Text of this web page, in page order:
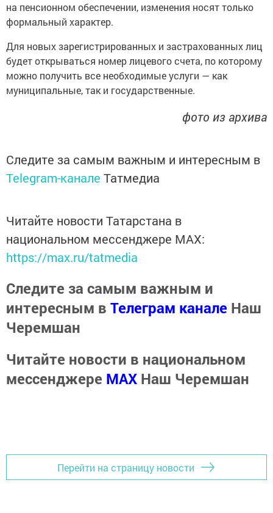
на пенсионном обеспечении, изменения носят только
формальный характер.
Для новых зарегистрированных и застрахованных лиц
будет открываться номер лицевого счета, по которому
можно получить все необходимые услуги — как
муниципальные, так и государственные.
фото из архива
Следите за самым важным и интересным в
Telegram-канале Татмедиа
Читайте новости Татарстана в
национальном мессенджере MАХ:
https://max.ru/tatmedia
Следите за самым важным и
интересным в Телеграм канале Наш
Черемшан
Читайте новости в национальном
мессенджере MАХ Наш Черемшан
Перейти на страницу новости